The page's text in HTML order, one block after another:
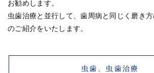
お勧めします。
虫歯治療と並行して、歯周病と同じく磨き
のご紹介をいたします。
虫歯、虫歯治療